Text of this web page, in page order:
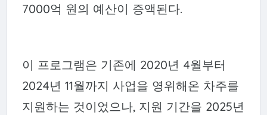
7000억 원의 예산이 증액된다.
이 프로그램은 기존에 2020년 4월부터
2024년 11월까지 사업을 영위해온 차주를
지원하는 것이었으나, 지원 기간을 2025년